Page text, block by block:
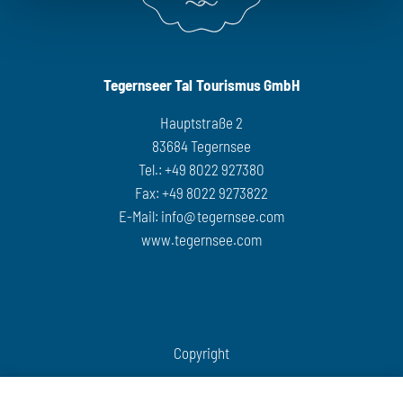
Blumen und Bäumen wandern zu lassen und die friedliche
Am Ende der Wanderung besteht die Möglichkeit, in einem der
Gesamtstrecke etwa 2,6 km, leicht
Tegernseer Tal Tourismus GmbH
Hauptstraße 2
83684 Tegernsee
Tel.: +49 8022 927380
Fax: +49 8022 9273822
E-Mail: info@tegernsee.com
www.tegernsee.com
Copyright